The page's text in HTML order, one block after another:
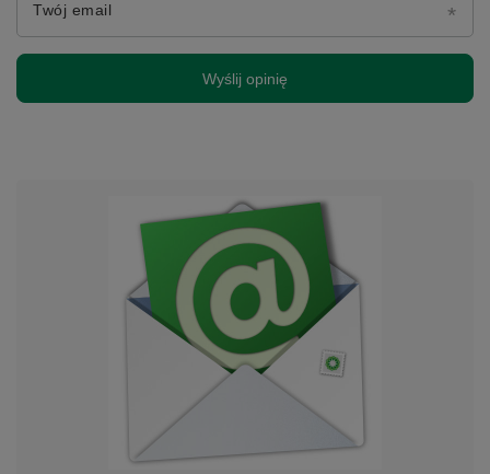
Twój email
Wyślij opinię